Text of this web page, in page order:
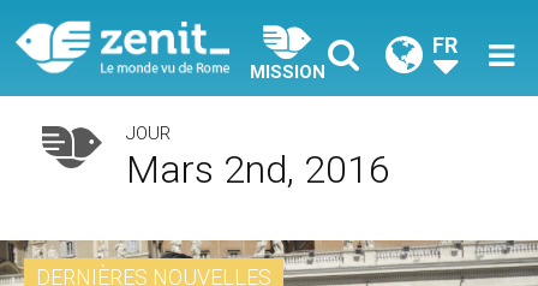
MISSION
FR
JOUR
Mars 2nd, 2016
DERNIÈRES NOUVELLES